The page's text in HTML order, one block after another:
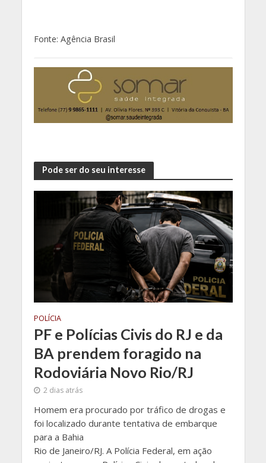
Fonte: Agência Brasil
Pode ser do seu interesse
POLÍCIA
PF e Polícias Civis do RJ e da
BA prendem foragido na
Rodoviária Novo Rio/RJ
2 dias atrás
Homem era procurado por tráfico de drogas e
foi localizado durante tentativa de embarque
para a Bahia
Rio de Janeiro/RJ. A Polícia Federal, em ação